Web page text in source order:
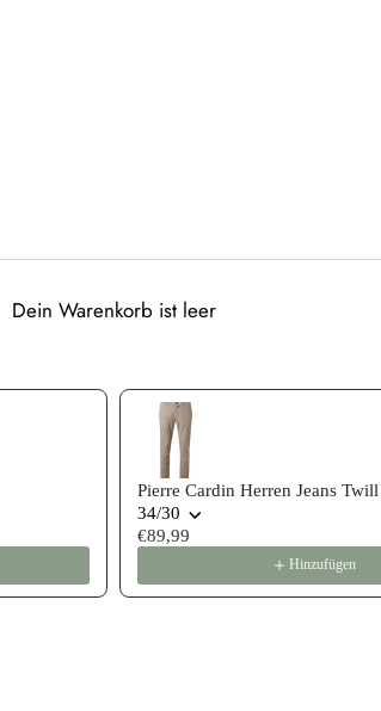
Dein Warenkorb ist leer
or scroll horizontally to view more
Pierre Cardin Herren Jeans Twill
34/30
€89,99
Hinzufügen